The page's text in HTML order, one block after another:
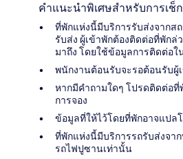
คำแนะนำพิเศษสำหรับการเช็
ที่พักแห่งนี้มีบริการรับส่งจากส
รับส่ง ผู้เข้าพักต้องติดต่อที่พักล่
มาถึง โดยใช้ข้อมูลการติดต่อใ
พนักงานต้อนรับจะรอต้อนรับผู้
หากมีคำถามใดๆ โปรดติดต่อ
การจอง
ข้อมูลที่ให้ไว้โดยที่พักอาจแปล
ที่พักแห่งนี้มีบริการรถรับส่งจา
รถไฟปูซานเท่านั้น